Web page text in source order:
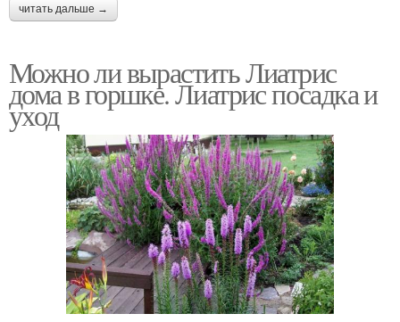
читать дальше →
Можно ли вырастить Лиатрис
дома в горшке. Лиатрис посадка и
уход